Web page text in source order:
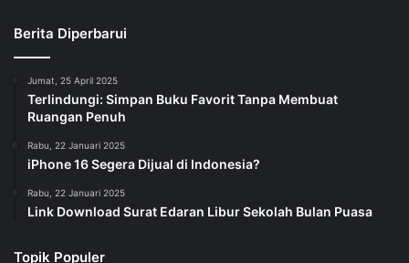
Berita Diperbarui
Jumat, 25 April 2025
Terlindungi: Simpan Buku Favorit Tanpa Membuat
Ruangan Penuh
Rabu, 22 Januari 2025
iPhone 16 Segera Dijual di Indonesia?
Rabu, 22 Januari 2025
Link Download Surat Edaran Libur Sekolah Bulan Puasa
Topik Populer